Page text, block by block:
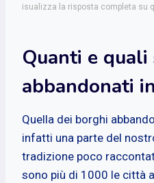
isualizza la risposta completa su
Quanti e
abbandonati
Quella dei borghi
infatti una parte del
tradizione poco
sono più di 1000 le città